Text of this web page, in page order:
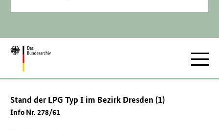
Zur
Stand der LPG Typ I im Bezirk Dresden (1)
Info Nr. 278/61